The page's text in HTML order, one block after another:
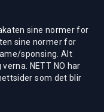
sine normer for
sine normer for
sponsing. Alt
NETT NO har
som det blir